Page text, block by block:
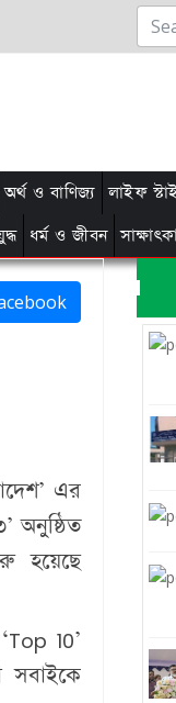
অর্থ ও বাণিজ্য লাইফ
ধর্ম ও জীবন
এর
অনুষ্ঠিত
হয়েছে
10’
সবাইকে